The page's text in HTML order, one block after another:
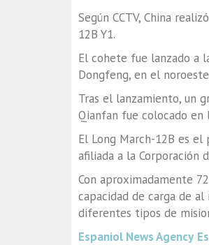
Según CCTV, China
12B Y1.
El cohete fue lanzado a
Dongfeng, en el
Tras el lanzamiento, un
Qianfan fue colocado en
El Long March-12B es
afiliada a la Corporación
Con aproximadamente
capacidad de carga de
diferentes tipos de
Espaniol News Agency